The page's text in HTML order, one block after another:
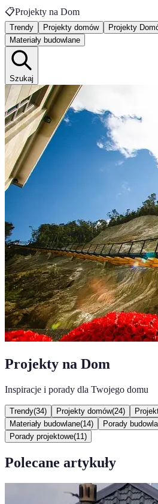
📋Projekty na Dom
Trendy Projekty domów Projekty
Materiały budowlane
Szukaj
Projekty na Dom
Inspiracje i porady dla Twojego domu
Trendy(34) Projekty domów(24)
Materiały budowlane(14) Porady
Porady projektowe(11 )
Polecane artykuły